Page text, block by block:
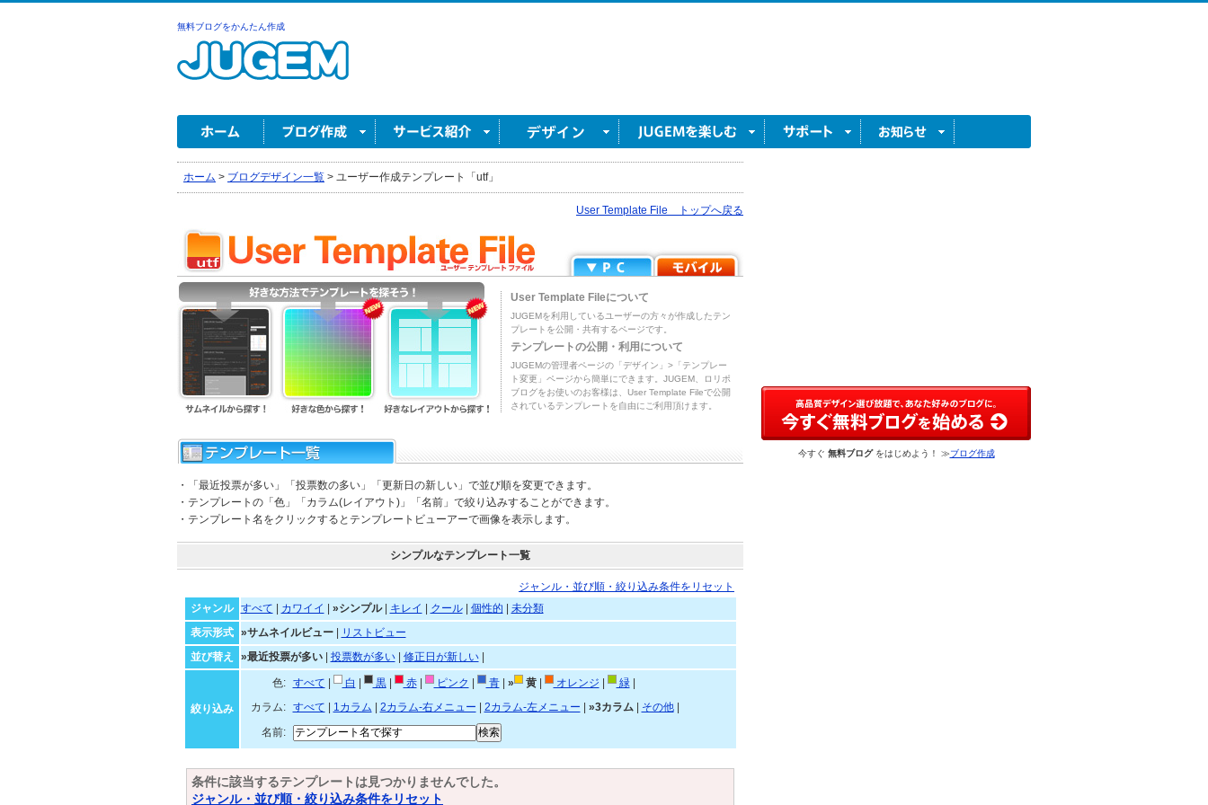
無料ブログをかんたん作成
ホーム > ブログデザイン一覧 > ユーザー作成テンプレート「utf」
User Template File トップへ戻る
User Template Fileについて
JUGEMを利用しているユーザーの方々が作成したテン
プレートを公開・共有するページです。
テンプレートの公開・利用について
JUGEMの管理者ページの「デザイン」>「テンプレー
ト変更」ページから簡単にできます。JUGEM、ロリポ
ブログをお使いのお客様は、User Template Fileで公開
されているテンプレートを自由にご利用頂けます。
・「最近投票が多い」「投票数の多い」「更新日の新しい」で並び順を変更できます。
・テンプレートの「色」「カラム(レイアウト)」「名前」で絞り込みすることができます。
・テンプレート名をクリックするとテンプレートビューアーで画像を表示します。
シンプルなテンプレート一覧
ジャンル・並び順・絞り込み条件をリセット
ジャンル
すべて カワイイ »シンプル| キレイ クール| 個性的
未分類
表示形式
»サムネイルビュー|
リストビュー
並び替え
»最近投票が多い| 投票数が多い| 修正日が新しい|
絞り込み
色: すべて 白 黒| 赤| ピンク 青| » 黄| オレンジ 緑|
カラム:
すべて 1カラム 2カラム-右メニュー 2カラム-左メニュー »3カラム| その他|
名前:
条件に該当するテンプレートは見つかりませんでした。
ジャンル・並び順・絞り込み条件をリセット
今すぐ 無料ブログをはじめよう！ ≫ブログ作成